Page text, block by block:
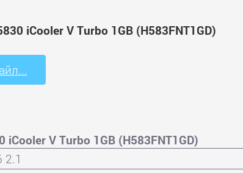
iCooler V Turbo 1GB (H583FNT1GD)
V Turbo 1GB (H583FNT1GD)
2.1